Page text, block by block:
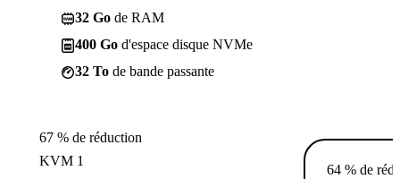
32 Go de RAM
400 Go d'espace disque NVMe
32 To de bande passante
67 % de réduction
KVM 1
64 % de